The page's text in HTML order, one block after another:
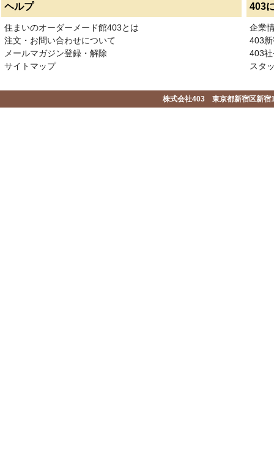
ヘルプ 403
住まいのオーダーメード館403とは
注文・お問い合わせについて
メールマガジン登録・解除
サイトマップ
企業
403
403
スタ
株式会社403 東京都新宿区新